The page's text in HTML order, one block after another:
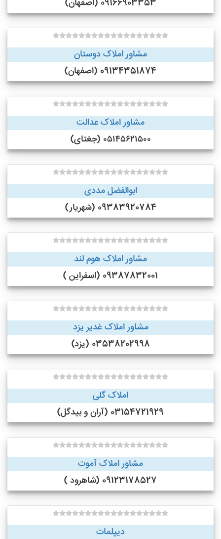
09166903353 (اصفهان)
مشاور املاک دوستان
09134351874 (اصفهان)
مشاور املاک عدالت
۰۵۱۴۵۶۲۱۵۰۰ (جغتای)
ابوالفضل مددی
09383920784 (شهریار)
مشاور املاک هوم لند
09387832001 (اسفراین )
مشاور املاک غدیر یزد
03538202998 (یزد)
املاک گلی
03154721929 (آران و بیدگل)
مشاور املاک آموت
09123178527 (شاهرود )
دیپلمات